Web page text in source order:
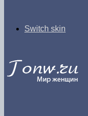
Switch skin